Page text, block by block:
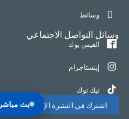
وسائط
وسائل التواصل الاجتماعي
الفيس بوك
إينستاجرام
تيك توك
اشترك في النشرة الإخباريةبث مباشر